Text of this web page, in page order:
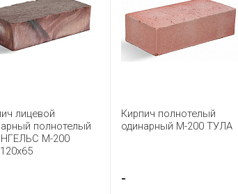
лицевой
полнотелый
М-200
Кирпич полнотелый
одинарный М-200 ТУЛА
-